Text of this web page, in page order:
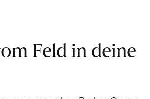
Feld in deine